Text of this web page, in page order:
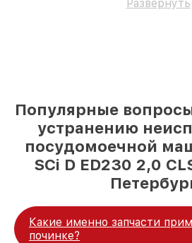
Развернуть
Популярные
устранению
посудомоечной
SCi D ED230 2,0
Какие именно запчасти
починке?